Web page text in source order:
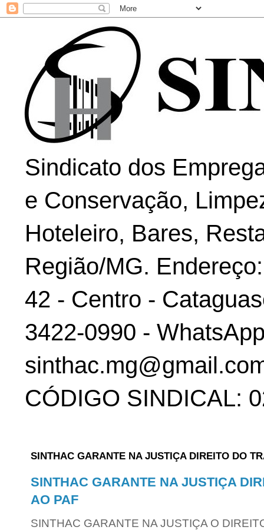
Sindicato dos
e Conservação,
Hoteleiro, Bares,
Região/MG.
42 - Centro -
3422-0990 -
CÓDIGO SINDICAL:
SINTHAC GARANTE NA JUSTIÇA DIREITO DO
SINTHAC GARANTE NA JUSTIÇA
AO PAF
SINTHAC GARANTE NA JUSTIÇA O